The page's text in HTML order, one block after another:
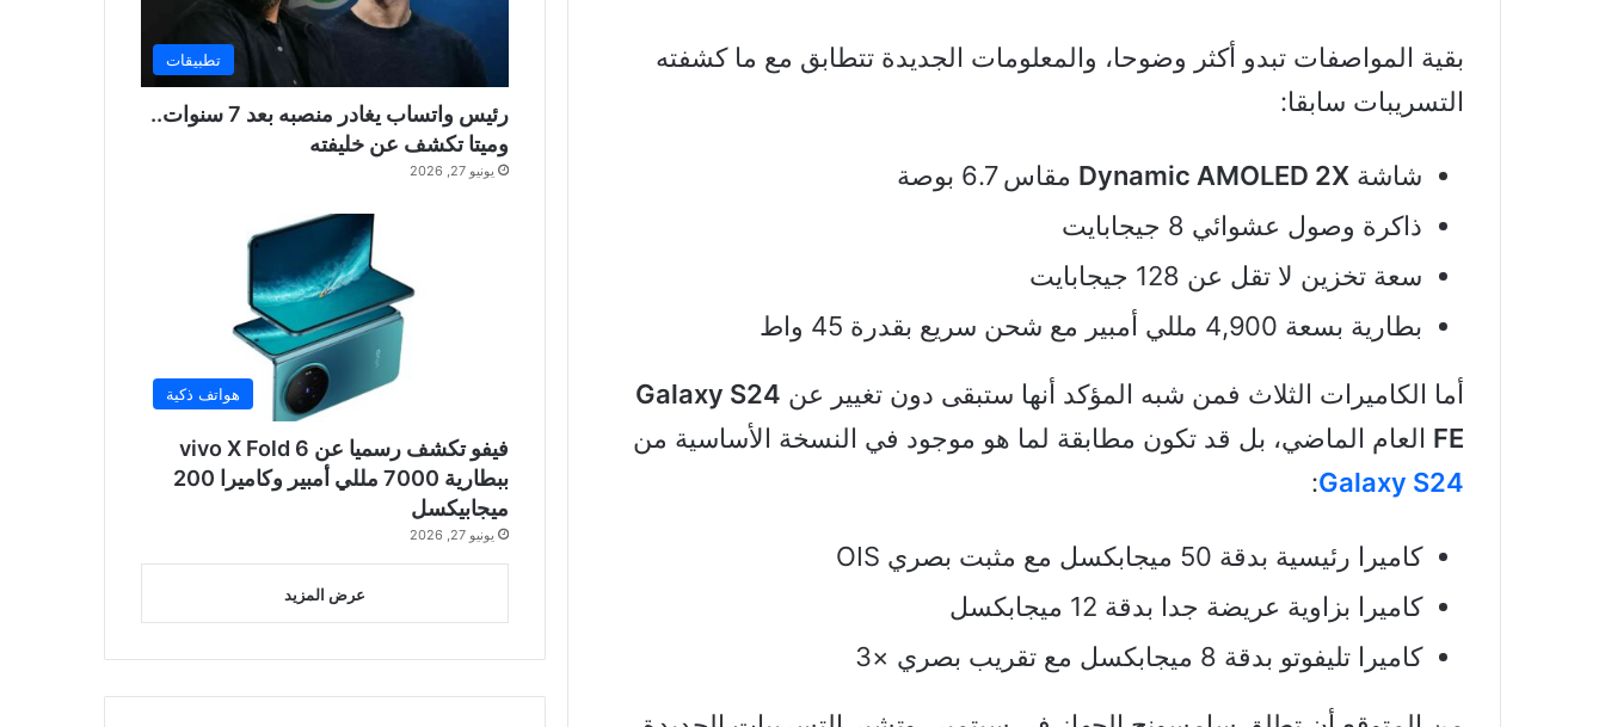
بقية المواصفات تبدو أكثر وضوحا، والمعلومات الجديدة تتطابق مع ما كشفته
التسريبات سابقا:
شاشة Dynamic AMOLED 2X مقاس 6.7 بوصة
ذاكرة وصول عشوائي 8 جيجابايت
سعة تخزين لا تقل عن 128 جيجابايت
بطارية بسعة 4,900 مللي أمبير مع شحن سريع بقدرة 45 واط
أما الكاميرات الثلاث فمن شبه المؤكد أنها ستبقى دون تغيير عن Galaxy S24
FE العام الماضي، بل قد تكون مطابقة لما هو موجود في النسخة الأساسية من
Galaxy S24
:
كاميرا رئيسية بدقة 50 ميجابكسل مع مثبت بصري OIS
كاميرا بزاوية عريضة جدا بدقة 12 ميجابكسل
كاميرا تليفوتو بدقة 8 ميجابكسل مع تقريب بصري ×3
تطبيقات
رئيس واتساب يغادر منصبه بعد 7 سنوات..
وميتا تكشف عن خليفته
يونيو 27, 2026
هواتف ذكية
فيفو تكشف رسميا عن vivo X Fold 6
ببطارية 7000 مللي أمبير وكاميرا 200
ميجابيكسل
يونيو 27, 2026
عرض المزيد